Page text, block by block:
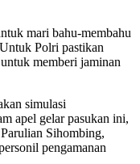
mari bahu-membahu
Polri pastikan
memberi jaminan
simulasi
apel gelar pasukan ini,
Sihombing,
pengamanan